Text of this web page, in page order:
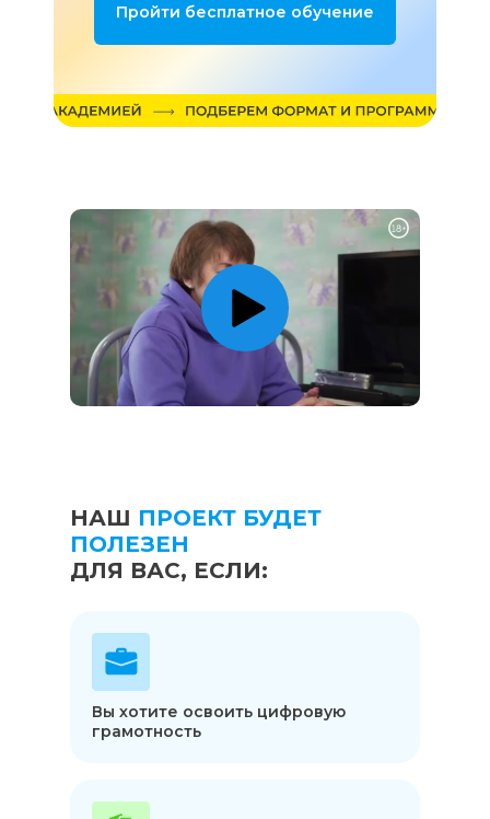
Пройти бесплатное обучение
НАШ ПРОЕКТ БУДЕТ
ПОЛЕЗЕН
ДЛЯ ВАС, ЕСЛИ:
Вы хотите освоить цифровую
грамотность